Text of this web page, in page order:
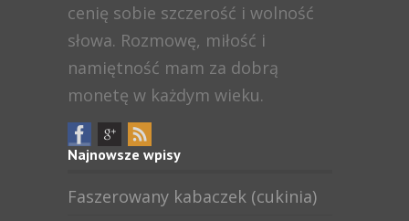
cenię sobie szczerość i wolność
słowa. Rozmowę, miłość i
namiętność mam za dobrą
monetę w każdym wieku.
Najnowsze wpisy
Faszerowany kabaczek (cukinia)